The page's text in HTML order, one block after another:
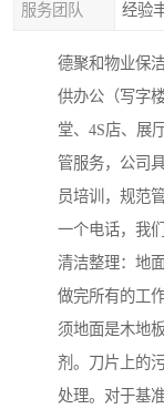
服务团队 经验
德聚和物业保
供办公（写字
堂、4S店、展
管服务，公司
员培训，规范
一个电话，我
清洁整理：地
做完所有的工
须地面是木地
剂。刀片上的
处理。对于基